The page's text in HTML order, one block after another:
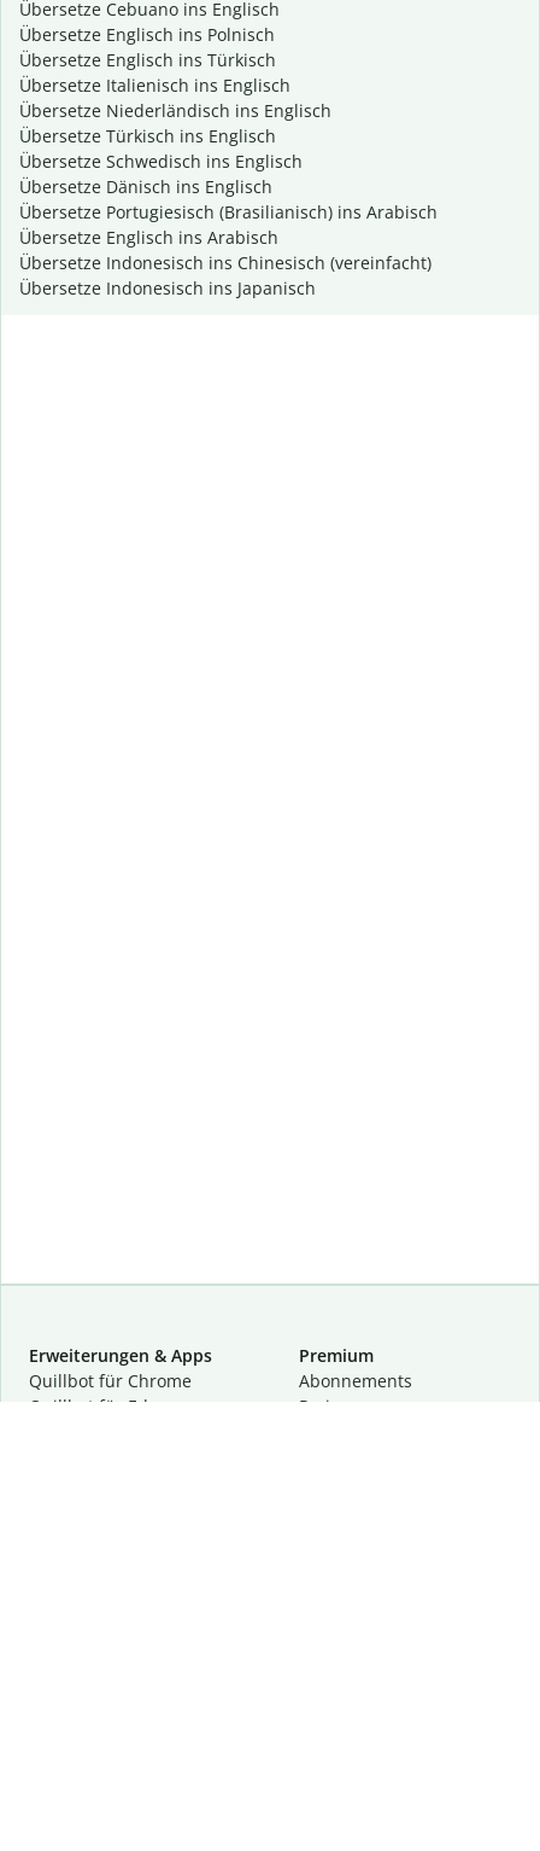
Übersetze Cebuano ins Englisch
Übersetze Englisch ins Polnisch
Übersetze Englisch ins Türkisch
Übersetze Italienisch ins Englisch
Übersetze Niederländisch ins Englisch
Übersetze Türkisch ins Englisch
Übersetze Schwedisch ins Englisch
Übersetze Dänisch ins Englisch
Übersetze Portugiesisch (Brasilianisch) ins Arabisch
Übersetze Englisch ins Arabisch
Übersetze Indonesisch ins Chinesisch (vereinfacht)
Übersetze Indonesisch ins Japanisch
Erweiterungen & Apps
Quillbot für Chrome
Quillbot für Edge
Premium
Abon­ne­ments
Preise